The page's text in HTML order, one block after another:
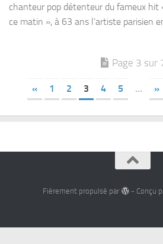
chanteur pop détenteur du fameux hit
ce matin », à 63 ans l’artiste parisien
Page 3 sur
« 1 2 3 4 5 … »
Fièrement propulsé par - Conçu